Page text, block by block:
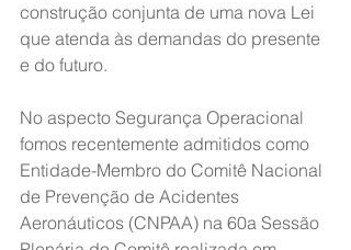
construção conjunta de uma nova Lei
que atenda às demandas do presente
e do futuro.
No aspecto Segurança Operacional
fomos recentemente admitidos como
Entidade-Membro do Comitê Nacional
de Prevenção de Acidentes
Aeronáuticos (CNPAA) na 60a Sessão